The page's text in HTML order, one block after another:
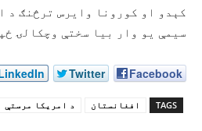
کېدو او کورونا وایرس ترڅنګ د
سیمې یو وار بیا سختې وچکالۍ
Facebook
Twitter
TAGS افغانستان د امریکا مرستې